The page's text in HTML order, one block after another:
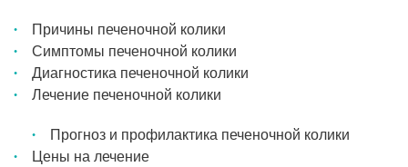
Причины печеночной колики
Симптомы печеночной колики
Диагностика печеночной колики
Лечение печеночной колики
Прогноз и профилактика печеночной колики
Цены на лечение